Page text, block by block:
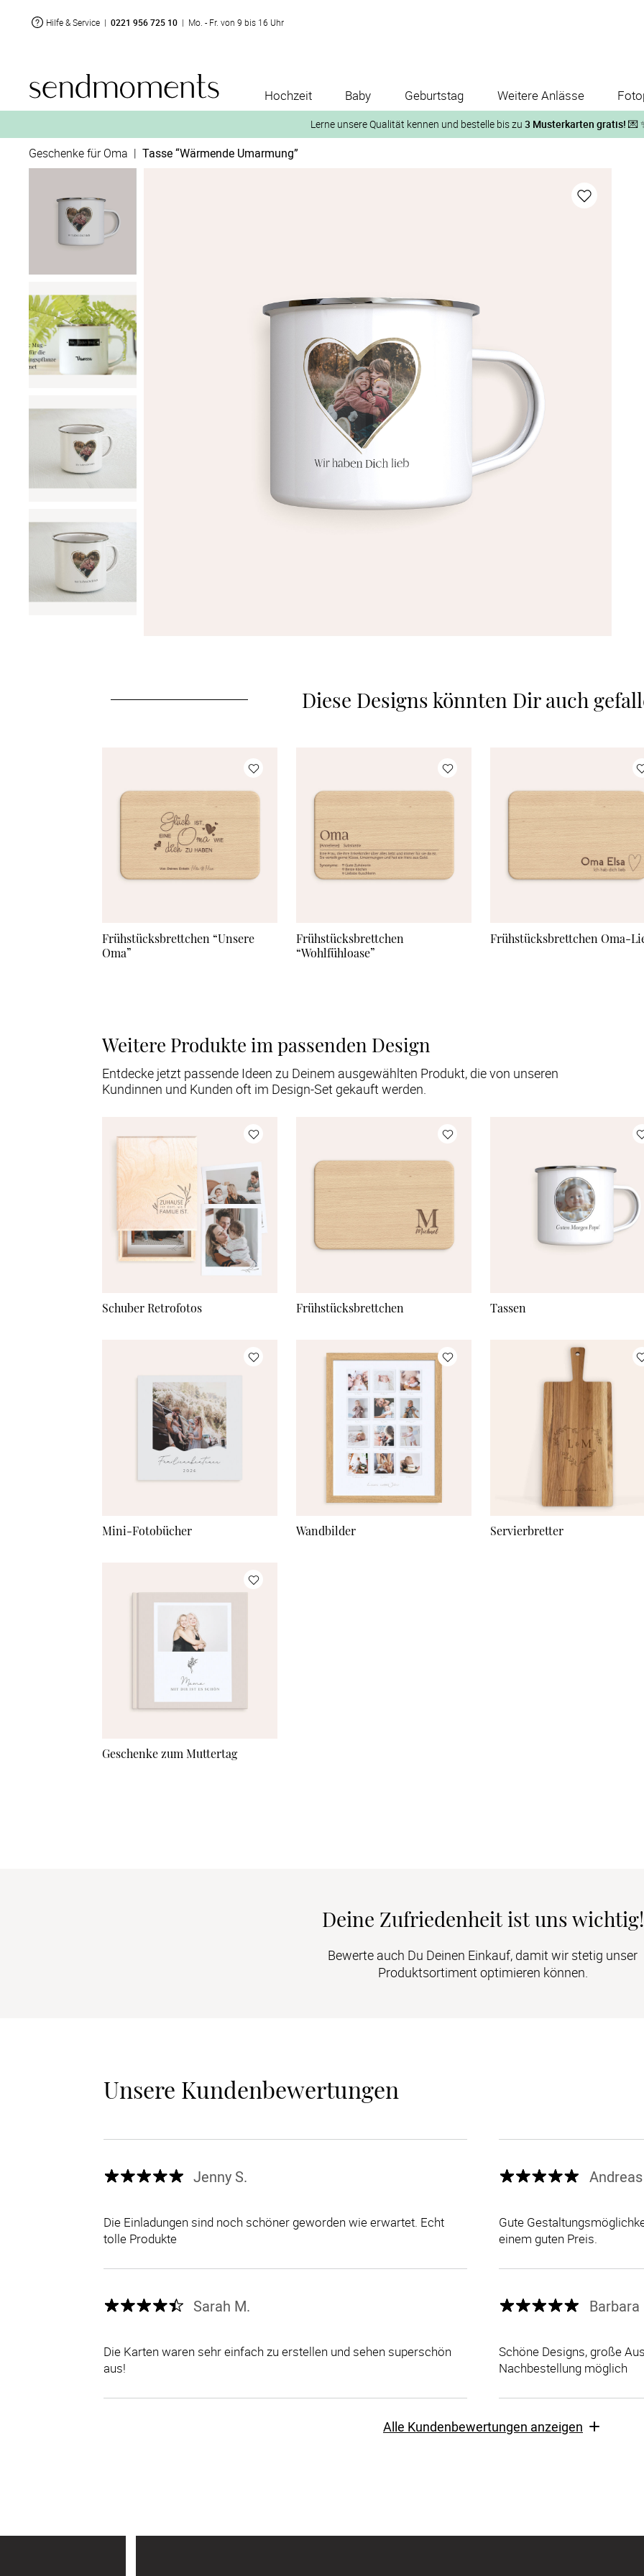
Hilfe & Service | 0221 956 725 10 | Mo. - Fr. von 9 bis 16 Uhr
Hochzeit Baby Geburtstag Weitere Anlässe
Lerne unsere Qualität kennen und bestelle bis zu 3 Musterkarten gratis! 💌
auf der jeweiligen Produktseite und lasse Dir die Karten
Geschenke für Oma | Tasse “Wärmende Umarmung”
Diese Designs könnten Dir auch
Frühstücksbrettchen “Unsere
Oma”
Frühstücksbrettchen
“Wohlfühloase”
Frühstücksbrettchen Oma-
Weitere Produkte im passenden Design
Entdecke jetzt passende Ideen zu Deinem ausgewählten Produkt, die von unseren
Kundinnen und Kunden oft im Design-Set gekauft werden.
Schuber Retrofotos Frühstücksbrettchen Tassen
Mini-Fotobücher Wandbilder Servierbretter
Geschenke zum Muttertag
Deine Zufriedenheit ist uns wichtig!
Bewerte auch Du Deinen Einkauf, damit wir stetig unser
Produktsortiment optimieren können.
Unsere Kundenbewertungen
Jenny S.
Die Einladungen sind noch schöner geworden wie erwartet. Echt
tolle Produkte
Gute
einem guten Preis.
Sarah M.
Die Karten waren sehr einfach zu erstellen und sehen superschön
aus!
Barbara
Schöne Designs, große
Nachbestellung möglich
Alle Kundenbewertungen anzeigen